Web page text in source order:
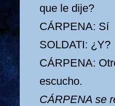
que le dije?
CÁRPENA: Sí
SOLDATI: ¿Y?
CÁRPENA:
escucho.
CÁRPENA se